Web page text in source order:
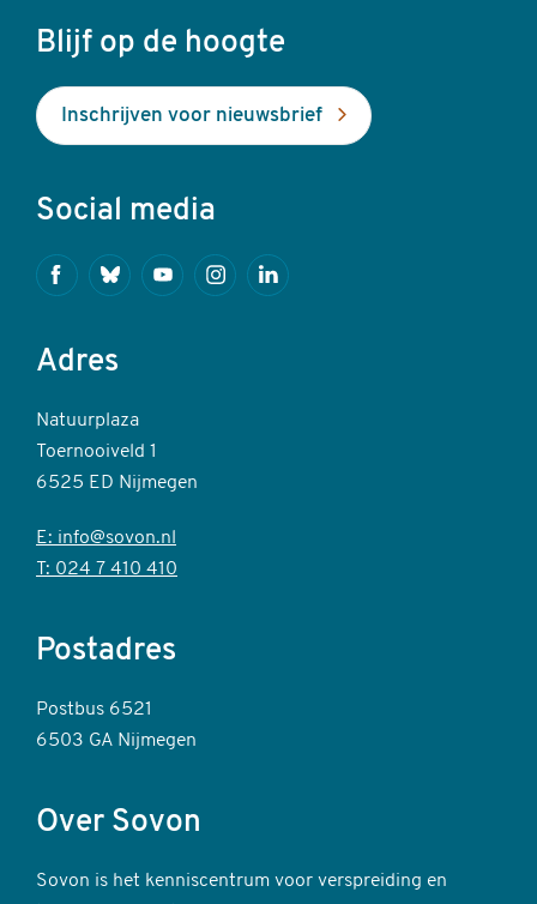
Blijf op de hoogte
Inschrijven voor nieuwsbrief
Social media
FacebookBlueskyYoutubeInstagramLinkedin
Adres
Natuurplaza
Toernooiveld 1
6525 ED Nijmegen
E: info@sovon.nl
T: 024 7 410 410
Postadres
Postbus 6521
6503 GA Nijmegen
Over Sovon
Sovon is het kenniscentrum voor verspreiding en